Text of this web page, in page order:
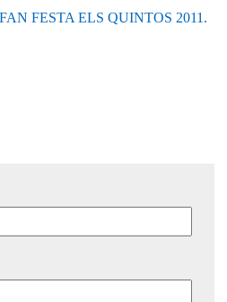
FESTA ELS QUINTOS 2011.